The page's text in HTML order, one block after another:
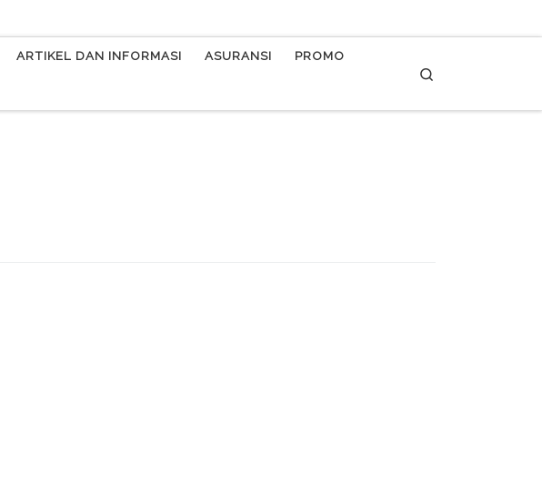
ARTIKEL DAN INFORMASI ASURANSI PROMO